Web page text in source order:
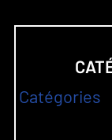
Catégories